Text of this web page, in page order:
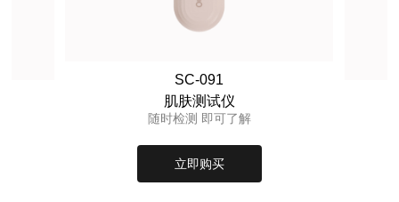
SC-091
肌肤测试仪
随时检测 即可了解
立即购买